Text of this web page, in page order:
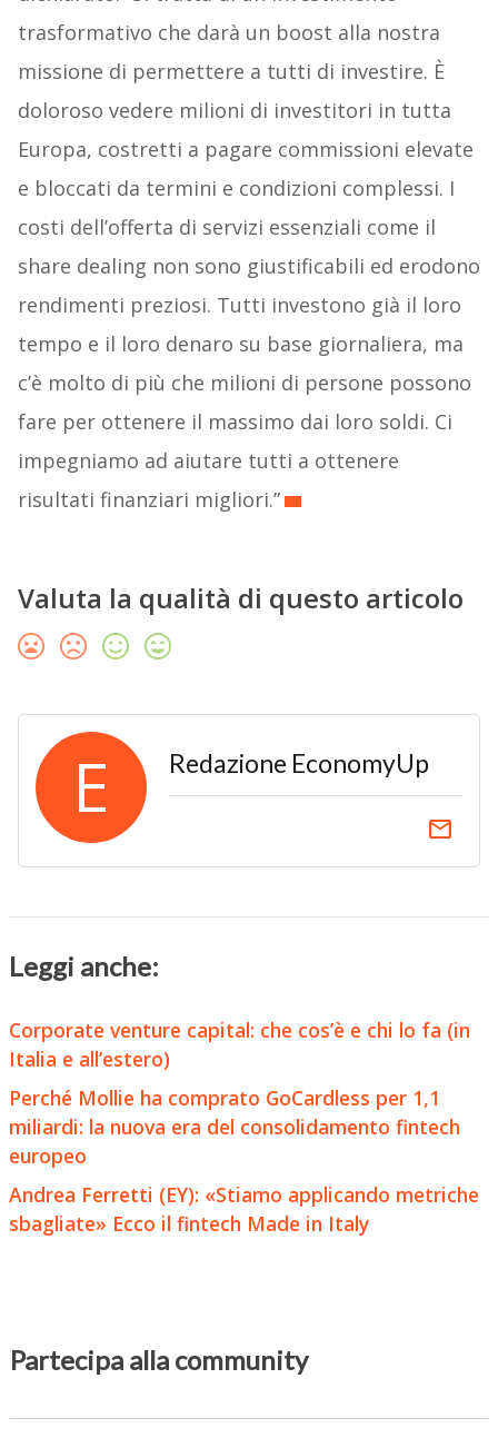
trasformativo che darà un boost alla nostra
missione di permettere a tutti di investire. È
doloroso vedere milioni di investitori in tutta
Europa, costretti a pagare commissioni elevate
e bloccati da termini e condizioni complessi. I
costi dell’offerta di servizi essenziali come il
share dealing non sono giustificabili ed erodono
rendimenti preziosi. Tutti investono già il loro
tempo e il loro denaro su base giornaliera, ma
c’è molto di più che milioni di persone possono
fare per ottenere il massimo dai loro soldi. Ci
impegniamo ad aiutare tutti a ottenere
risultati finanziari migliori.”
Valuta la qualità di questo articolo
E Redazione EconomyUp
email
Leggi anche:
Corporate venture capital: che cos’è e chi lo fa (in
Italia e all’estero)
Perché Mollie ha comprato GoCardless per 1,1
miliardi: la nuova era del consolidamento fintech
europeo
Andrea Ferretti (EY): «Stiamo applicando metriche
sbagliate» Ecco il fintech Made in Italy
Partecipa alla community